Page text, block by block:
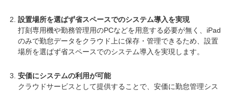
設置場所を選ばず省スペースでのシステム導入を実現
打刻専用機や勤務管理用のPCなどを用意する必要が無く、iPad
のみで勤怠データをクラウド上に保存・管理できるため、設置
場所を選ばず省スペースでのシステム導入を実現します。
安価にシステムの利用が可能
クラウドサービスとして提供することで、安価に勤怠管理シス